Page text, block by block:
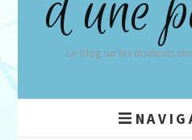
Le blog sur les douleurs